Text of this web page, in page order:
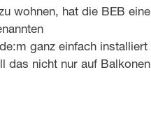
wohnen, hat die BEB eine
ganz einfach installiert
das nicht nur auf Balkonen